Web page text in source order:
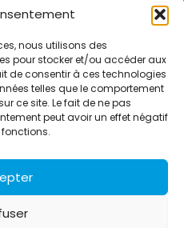
nous utilisons des
pour stocker et/ou accéder aux
de consentir à ces technologies
telles que le comportement
ce site. Le fait de ne pas
peut avoir un effet négatif
de relations presse et de
Depuis 1995, elle conçoit et
en France et à l’international
partenaires.